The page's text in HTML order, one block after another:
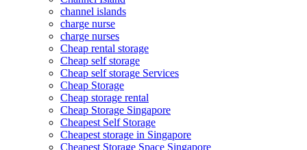
channel islands
charge nurse
charge nurses
Cheap rental storage
Cheap self storage
Cheap self storage Services
Cheap Storage
Cheap storage rental
Cheap Storage Singapore
Cheapest Self Storage
Cheapest storage in Singapore
Cheapest Storage Space Singapore